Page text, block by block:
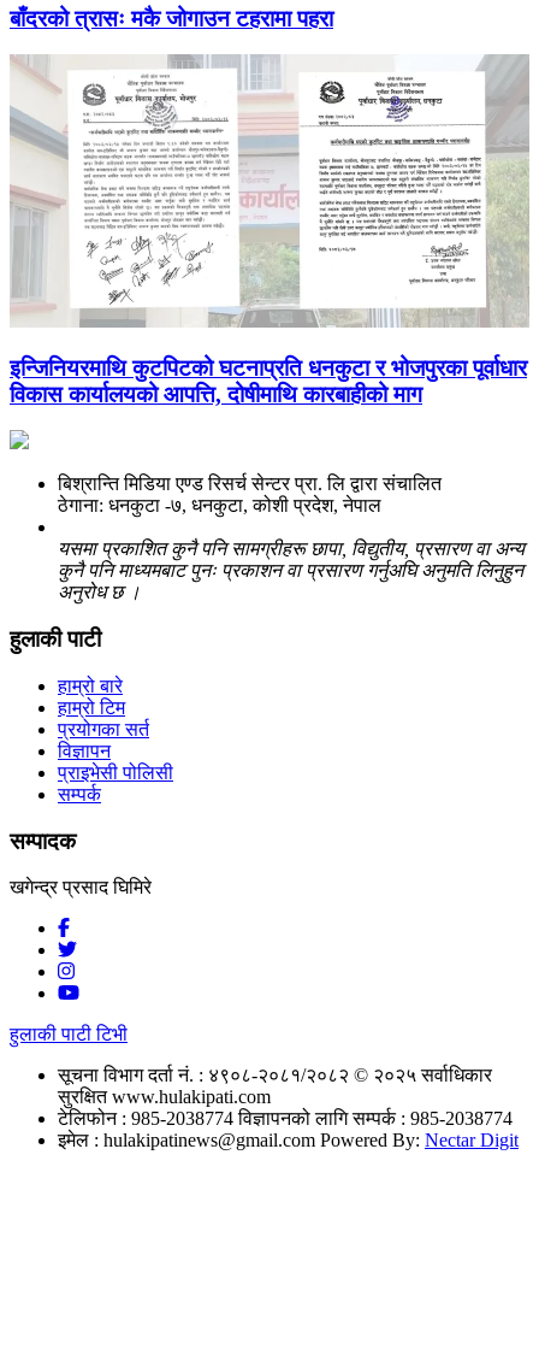
बाँदरको त्रासः मकै जोगाउन टहरामा पहरा
इन्जिनियरमाथि कुटपिटको घटनाप्रति धनकुटा र भोजपुरका पूर्वाधार
विकास कार्यालयको आपत्ति, दोषीमाथि कारबाहीको माग
बिश्रान्ति मिडिया एण्ड रिसर्च सेन्टर प्रा. लि द्वारा संचालित
ठेगाना: धनकुटा -७, धनकुटा, कोशी प्रदेश, नेपाल
यसमा प्रकाशित कुनै पनि सामग्रीहरू छापा, विद्युतीय, प्रसारण वा अन्य
कुनै पनि माध्यमबाट पुनः प्रकाशन वा प्रसारण गर्नुअघि अनुमति लिनुहुन
अनुरोध छ ।
हुलाकी पाटी
हाम्रो बारे
हाम्रो टिम
प्रयोगका सर्त
विज्ञापन
प्राइभेसी पोलिसी
सम्पर्क
सम्पादक
खगेन्द्र प्रसाद घिमिरे
हुलाकी पाटी टिभी
सूचना विभाग दर्ता नं. : ४९०८-२०८१/२०८२ © २०२५ सर्वाधिकार
सुरक्षित www.hulakipati.com
टेलिफोन : 985-2038774विज्ञापनको लागि सम्पर्क : 985-2038774
इमेल : hulakipatinews@gmail.com Powered By: Nectar Digit